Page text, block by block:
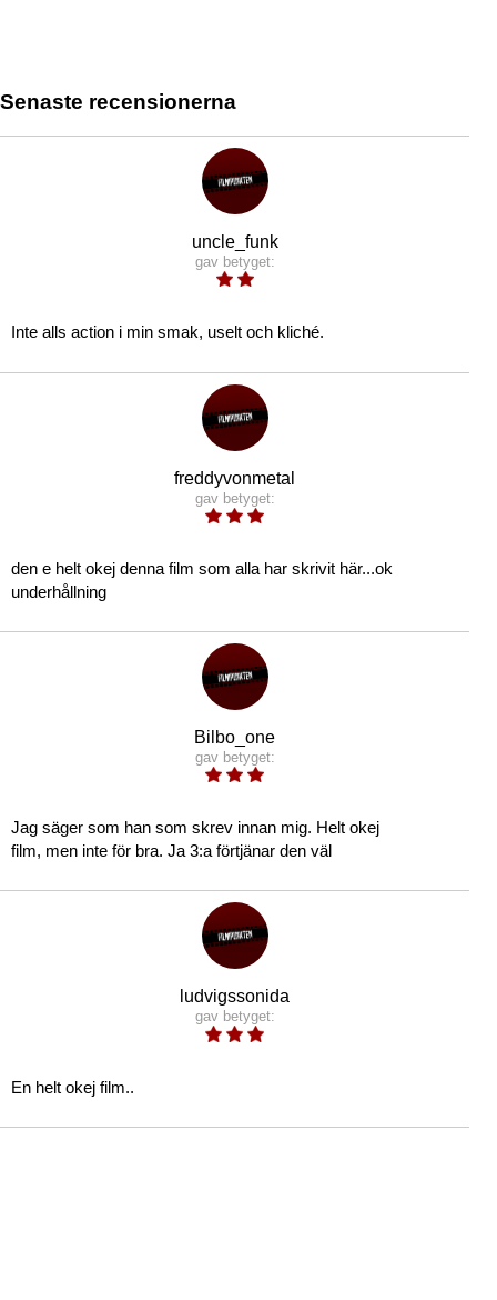
Senaste recensionerna
uncle_funk
gav betyget:
Inte alls action i min smak, uselt och kliché.
freddyvonmetal
gav betyget:
den e helt okej denna film som alla har skrivit här...ok
underhållning
Bilbo_one
gav betyget:
Jag säger som han som skrev innan mig. Helt okej
film, men inte för bra. Ja 3:a förtjänar den väl
ludvigssonida
gav betyget:
En helt okej film..